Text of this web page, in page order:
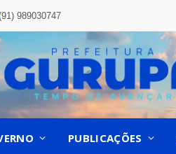
989030747
PUBLICAÇÕES